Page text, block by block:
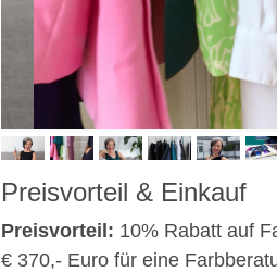
Preisvorteil & Einkauf
Preisvorteil: 10% Rabatt auf
€ 370,- Euro für eine